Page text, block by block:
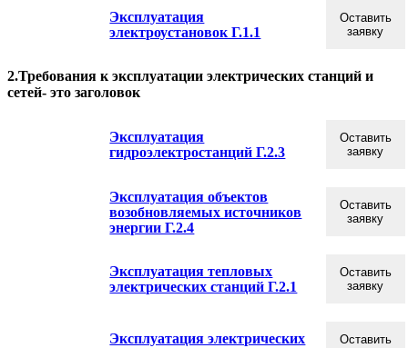
Эксплуатация
электроустановок Г.1.1
Оставить
заявку
2.Требования к эксплуатации электрических станций и
сетей- это заголовок
Эксплуатация
гидроэлектростанций Г.2.3
Оставить
заявку
Эксплуатация объектов
возобновляемых источников
энергии Г.2.4
Оставить
заявку
Эксплуатация тепловых
электрических станций Г.2.1
Оставить
заявку
Эксплуатация электрических
Оставить